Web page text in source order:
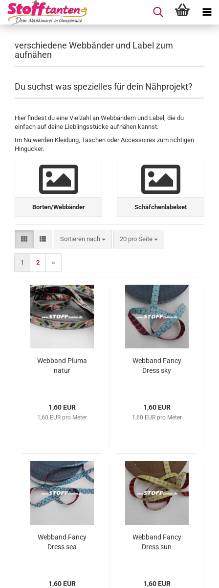
verschiedene Webbänder und Label zum
aufnähen
Du suchst was spezielles für dein Nähprojekt?
Hier findest du eine Vielzahl an Webbändern und Label, die du
einfach auf deine Lieblingsstücke aufnähen kannst.
Im Nu werden Kleidung, Taschen oder Accessoires zum richtigen
Hingucker.
Borten/Webbänder Schäfchenlabelset
Sortieren nach
Sortieren nach 20 pro Seite
pro Seite
1 2 »
Webband Pluma
natur
1,60 EUR
1,60 EUR pro Meter
Webband Fancy
Dress sky
1,60 EUR
1,60 EUR pro Meter
Webband Fancy
Dress sea
1,60 EUR
Webband Fancy
Dress sun
1,60 EUR